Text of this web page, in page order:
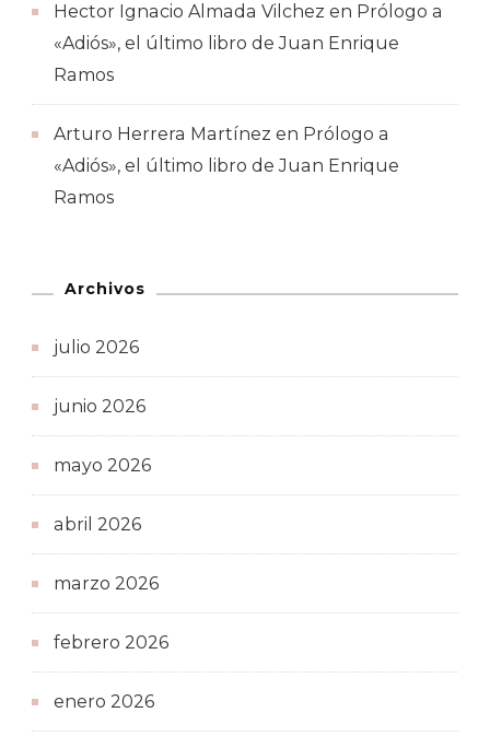
Hector Ignacio Almada Vilchez en Prólogo a
«Adiós», el último libro de Juan Enrique
Ramos
Arturo Herrera Martínez en Prólogo a
«Adiós», el último libro de Juan Enrique
Ramos
Archivos
julio 2026
junio 2026
mayo 2026
abril 2026
marzo 2026
febrero 2026
enero 2026